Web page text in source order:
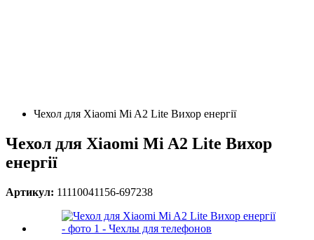
Чехол для Xiaomi Mi A2 Lite Вихор енергії
Чехол для Xiaomi Mi A2 Lite Вихор
енергії
Артикул: 11110041156-697238